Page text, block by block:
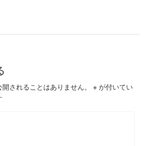
されることはありません。 ※ が付いてい